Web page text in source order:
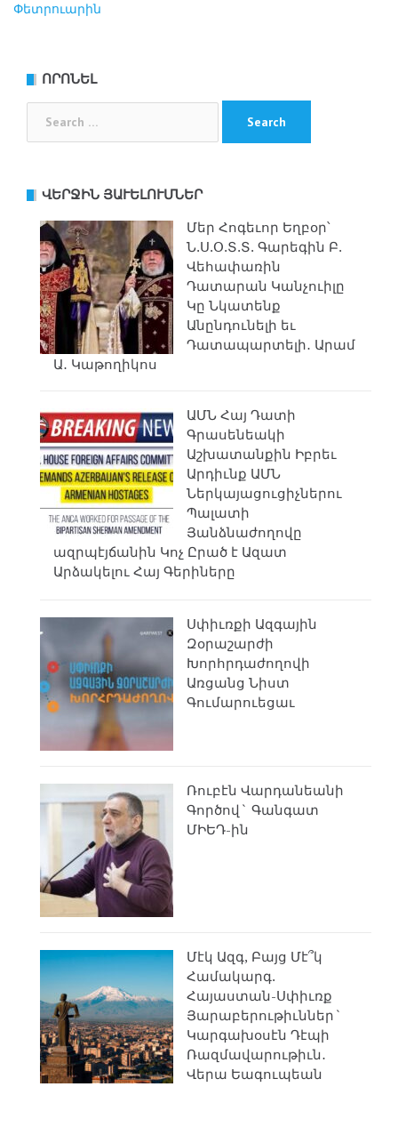
Փետրուարին
ՈՐՈՆԵԼ
ՎԵՐՋԻՆ ՅԱՒԵԼՈՒՄՆԵՐ
Մեր Հոգեւոր Եղբօր՝
Ն.Ս.Օ.Տ.Տ. Գարեգին Բ.
Վեհափառին
Դատարան Կանչուիլը
Կը Նկատենք
Անընդունելի եւ
Դատապարտելի․ Արամ
Ա․ Կաթողիկոս
ԱՄՆ Հայ Դատի
Գրասենեակի
Աշխատանքին Իբրեւ
Արդիւնք ԱՄՆ
Ներկայացուցիչներու
Պալատի
Յանձնաժողովը
ազրպէյճանին Կոչ Ըրած է Ազատ
Արձակելու Հայ Գերիները
Սփիւռքի Ազգային
Զօրաշարժի
Խորհրդաժողովի
Առցանց Նիստ
Գումարուեցաւ
Ռուբէն Վարդանեանի
Գործով` Գանգատ
ՄԻԵԴ-ին
Մէկ Ազգ, Բայց Մէ՞կ
Համակարգ.
Հայաստան-Սփիւռք
Յարաբերութիւններ`
Կարգախօսէն Դէպի
Ռազմավարութիւն․
Վերա Եագուպեան